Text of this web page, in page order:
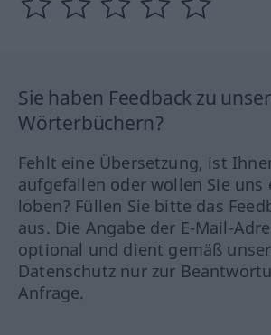
Sie haben Feedback zu
Wörterbüchern?
Fehlt eine Übersetzung, ist
aufgefallen oder wollen Sie uns
loben? Füllen Sie bitte das
aus. Die Angabe der E-Mail-
optional und dient gemäß
Datenschutz nur zur
Anfrage.